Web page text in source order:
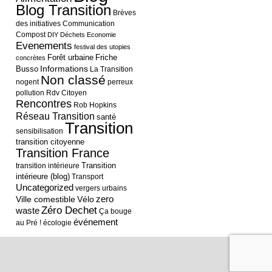
Blog Transition Brèves
des initiatives Communication
Compost DIY Déchets Economie
Evenements festival des utopies
concrètes Forêt urbaine Friche
Busso Informations La Transition
nogent Non classé perreux
pollution Rdv Citoyen
Rencontres Rob Hopkins
Réseau Transition santé
sensibilisation Transition
transition citoyenne
Transition France
transition intérieure Transition
intérieure (blog) Transport
Uncategorized vergers urbains
Ville comestibleVélozero
wasteZéro Dechet Ça bouge
au Pré ! écologie événement